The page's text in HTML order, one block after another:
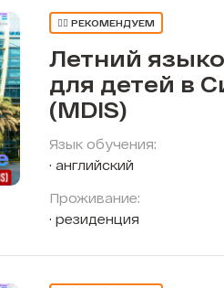
👍🏼 РЕКОМЕНДУЕМ
Летний
для детей в
(MDIS)
Язык обучения:
английский
Проживание:
резиденция